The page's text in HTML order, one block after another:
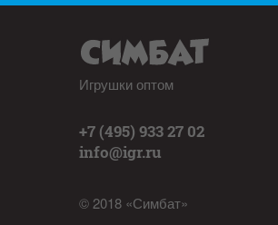
Игрушки оптом
+7 (495) 933 27 02
info@igr.ru
© 2018 «Симбат»